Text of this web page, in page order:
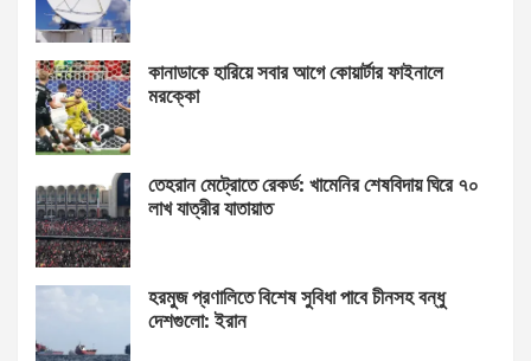
কানাডাকে হারিয়ে সবার আগে কোয়ার্টার ফাইনালে
মরক্কো
তেহরান মেট্রোতে রেকর্ড: খামেনির শেষবিদায় ঘিরে ৭০
লাখ যাত্রীর যাতায়াত
হরমুজ প্রণালিতে বিশেষ সুবিধা পাবে চীনসহ বন্ধু
দেশগুলো: ইরান